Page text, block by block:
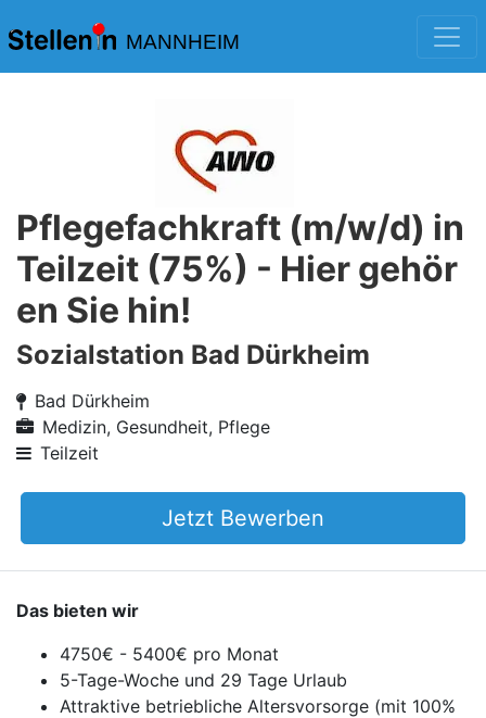
MANNHEIM
Pflegefachkraft (m/w/d) in
Teilzeit (75%) - Hier gehör
en Sie hin!
Sozialstation Bad Dürkheim
Bad Dürkheim
Medizin, Gesundheit, Pflege
Teilzeit
Jetzt Bewerben
Das bieten wir
4750€ - 5400€ pro Monat
5-Tage-Woche und 29 Tage Urlaub
Attraktive betriebliche Altersvorsorge (mit 100%